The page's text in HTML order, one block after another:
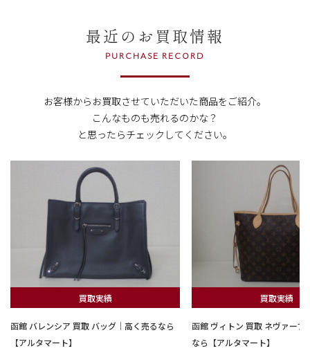
最近のお買取情報
PURCHASE RECORD
お客様からお買取させていただいた商品をご紹介。
こんなものも売れるのかな？
と思ったらチェックしてください。
買取実績
函館 バレンシア 買取 バッグ｜高く売るなら
【アルタマート】
買取実績
函館 ヴィトン 買取 ネヴァーフ
なら【アルタマート】